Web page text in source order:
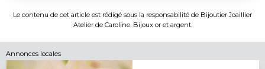
Le contenu de cet article est rédigé sous la responsabilité de Bijoutier Joaillier
Atelier de Caroline. Bijoux or et argent.
Annonces locales